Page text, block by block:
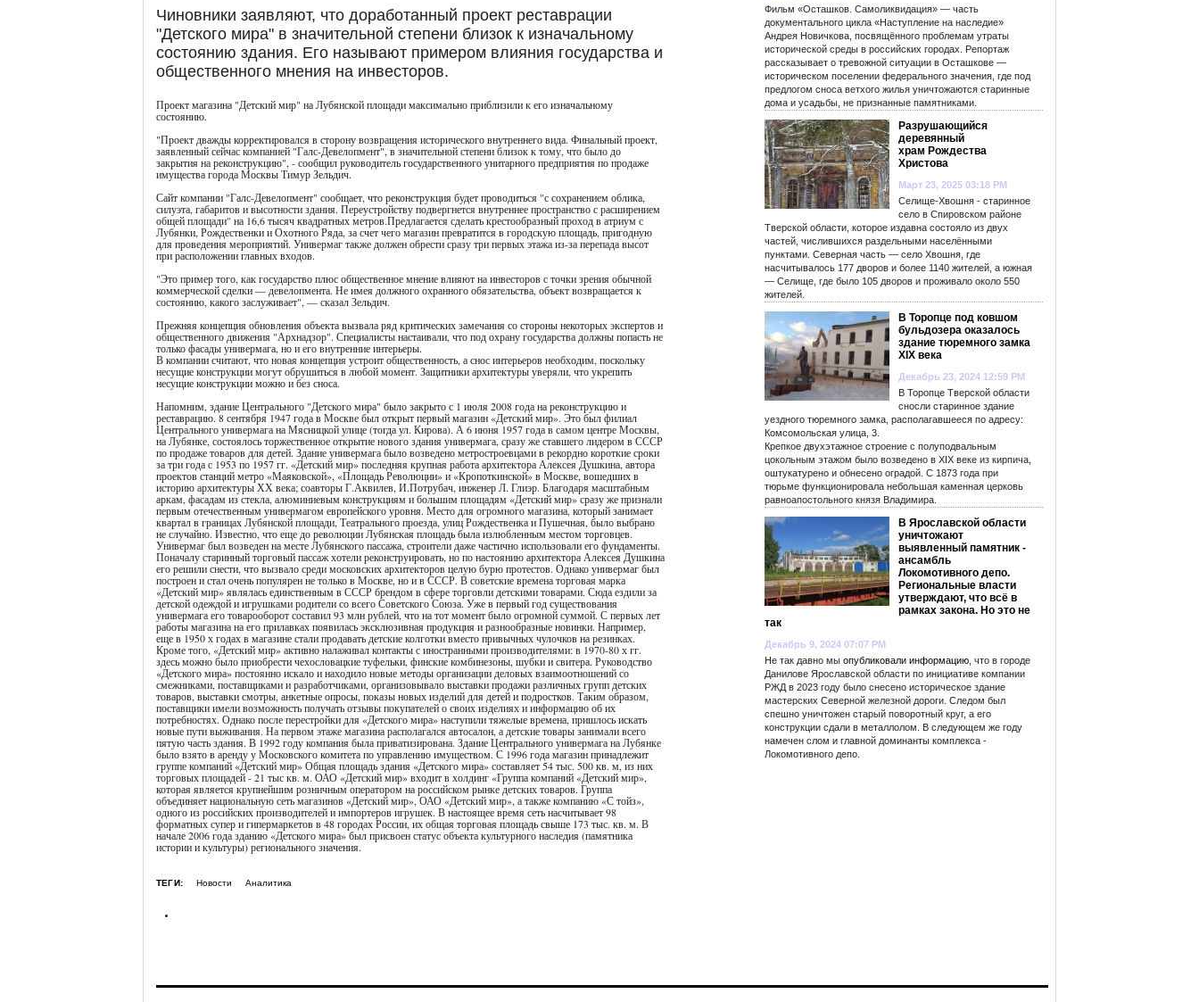
Чиновники заявляют, что доработанный проект реставрации
"Детского мира" в значительной степени близок к изначальному
состоянию здания. Его называют примером влияния государства и
общественного мнения на инвесторов.
Проект магазина "Детский мир" на Лубянской площади максимально приблизили к его изначальному
состоянию.
"Проект дважды корректировался в сторону возвращения исторического внутреннего вида. Финальный проект,
заявленный сейчас компанией "Галс-Девелопмент", в значительной степени близок к тому, что было до
закрытия на реконструкцию", - сообщил руководитель государственного унитарного предприятия по продаже
имущества города Москвы Тимур Зельдич.
Сайт компании "Галс-Девелопмент" сообщает, что реконструкция будет проводиться "с сохранением облика,
силуэта, габаритов и высотности здания. Переустройству подвергнется внутреннее пространство с расширением
общей площади" на 16,6 тысяч квадратных метров.Предлагается сделать крестообразный проход в атриум с
Лубянки, Рождественки и Охотного Ряда, за счет чего магазин превратится в городскую площадь, пригодную
для проведения мероприятий. Универмаг также должен обрести сразу три первых этажа из-за перепада высот
при расположении главных входов.
"Это пример того, как государство плюс общественное мнение влияют на инвесторов с точки зрения обычной
коммерческой сделки — девелопмента. Не имея должного охранного обязательства, объект возвращается к
состоянию, какого заслуживает", — сказал Зельдич.
Прежняя концепция обновления объекта вызвала ряд критических замечания со стороны некоторых экспертов и
общественного движения "Архнадзор". Специалисты настаивали, что под охрану государства должны попасть не
только фасады универмага, но и его внутренние интерьеры.
В компании считают, что новая концепция устроит общественность, а снос интерьеров необходим, поскольку
несущие конструкции могут обрушиться в любой момент. Защитники архитектуры уверяли, что укрепить
несущие конструкции можно и без сноса.
Напомним, здание Центрального "Детского мира" было закрыто с 1 июля 2008 года на реконструкцию и
реставрацию. 8 сентября 1947 года в Москве был открыт первый магазин «Детский мир». Это был филиал
Центрального универмага на Мясницкой улице (тогда ул. Кирова). А 6 июня 1957 года в самом центре Москвы,
на Лубянке, состоялось торжественное открытие нового здания универмага, сразу же ставшего лидером в СССР
по продаже товаров для детей. Здание универмага было возведено метростроевцами в рекордно короткие сроки
за три года с 1953 по 1957 гг. «Детский мир» последняя крупная работа архитектора Алексея Душкина, автора
проектов станций метро «Маяковской», «Площадь Революции» и «Кропоткинской» в Москве, вошедших в
историю архитектуры ХХ века; соавторы Г.Аквилев, И.Потрубач, инженер Л. Глиэр. Благодаря масштабным
аркам, фасадам из стекла, алюминиевым конструкциям и большим площадям «Детский мир» сразу же признали
первым отечественным универмагом европейского уровня. Место для огромного магазина, который занимает
квартал в границах Лубянской площади, Театрального проезда, улиц Рождественка и Пушечная, было выбрано
не случайно. Известно, что еще до революции Лубянская площадь была излюбленным местом торговцев.
Универмаг был возведен на месте Лубянского пассажа, строители даже частично использовали его фундаменты.
Поначалу старинный торговый пассаж хотели реконструировать, но по настоянию архитектора Алексея Душкина
его решили снести, что вызвало среди московских архитекторов целую бурю протестов. Однако универмаг был
построен и стал очень популярен не только в Москве, но и в СССР. В советские времена торговая марка
«Детский мир» являлась единственным в СССР брендом в сфере торговли детскими товарами. Сюда ездили за
детской одеждой и игрушками родители со всего Советского Союза. Уже в первый год существования
универмага его товарооборот составил 93 млн рублей, что на тот момент было огромной суммой. С первых лет
работы магазина на его прилавках появилась эксклюзивная продукция и разнообразные новинки. Например,
еще в 1950 х годах в магазине стали продавать детские колготки вместо привычных чулочков на резинках.
Кроме того, «Детский мир» активно налаживал контакты с иностранными производителями: в 1970-80 х гг.
здесь можно было приобрести чехословацкие туфельки, финские комбинезоны, шубки и свитера. Руководство
«Детского мира» постоянно искало и находило новые методы организации деловых взаимоотношений со
смежниками, поставщиками и разработчиками, организовывало выставки продажи различных групп детских
товаров, выставки смотры, анкетные опросы, показы новых изделий для детей и подростков. Таким образом,
поставщики имели возможность получать отзывы покупателей о своих изделиях и информацию об их
потребностях. Однако после перестройки для «Детского мира» наступили тяжелые времена, пришлось искать
новые пути выживания. На первом этаже магазина располагался автосалон, а детские товары занимали всего
пятую часть здания. В 1992 году компания была приватизирована. Здание Центрального универмага на Лубянке
было взято в аренду у Московского комитета по управлению имуществом. С 1996 года магазин принадлежит
группе компаний «Детский мир» Общая площадь здания «Детского мира» составляет 54 тыс. 500 кв. м, из них
торговых площадей - 21 тыс кв. м. ОАО «Детский мир» входит в холдинг «Группа компаний «Детский мир»,
которая является крупнейшим розничным оператором на российском рынке детских товаров. Группа
объединяет национальную сеть магазинов «Детский мир», ОАО «Детский мир», а также компанию «С тойз»,
одного из российских производителей и импортеров игрушек. В настоящее время сеть насчитывает 98
форматных супер и гипермаркетов в 48 городах России, их общая торговая площадь свыше 173 тыс. кв. м. В
начале 2006 года зданию «Детского мира» был присвоен статус объекта культурного наследия (памятника
истории и культуры) регионального значения.
ТЕГИ: Новости Аналитика
Фильм «Осташков. Самоликвидация» — часть
документального цикла «Наступление на наследие»
Андрея Новичкова, посвящённого проблемам утраты
исторической среды в российских городах. Репортаж
рассказывает о тревожной ситуации в Осташкове —
историческом поселении федерального значения, где под
предлогом сноса ветхого жилья уничтожаются старинные
дома и усадьбы, не признанные памятниками.
Разрушающийся
деревянный
храм Рождества
Христова
Март 23, 2025 03:18 PM
Селище-Хвошня - старинное
село в Спировском районе
Тверской области, которое издавна состояло из двух
частей, числившихся раздельными населёнными
пунктами. Северная часть — село Хвошня, где
насчитывалось 177 дворов и более 1140 жителей, а южная
— Селище, где было 105 дворов и проживало около 550
жителей.
В Торопце под ковшом
бульдозера оказалось
здание тюремного замка
XIX века
Декабрь 23, 2024 12:59 PM
В Торопце Тверской области
сносли старинное здание
уездного тюремного замка, располагавшееся по адресу:
Комсомольская улица, 3.
Крепкое двухэтажное строение с полуподвальным
цокольным этажом было возведено в XIX веке из кирпича,
оштукатурено и обнесено оградой. С 1873 года при
тюрьме функционировала небольшая каменная церковь
равноапостольного князя Владимира.
В Ярославской области
уничтожают
выявленный памятник -
ансамбль
Локомотивного депо.
Региональные власти
утверждают, что всё в
рамках закона. Но это не
так
Декабрь 9, 2024 07:07 PM
Не так давно мы опубликовали информацию , что в городе
Данилове Ярославской области по инициативе компании
РЖД в 2023 году было снесено историческое здание
мастерских Северной железной дороги. Следом был
спешно уничтожен старый поворотный круг, а его
конструкции сдали в металлолом. В следующем же году
намечен слом и главной доминанты комплекса -
Локомотивного депо.